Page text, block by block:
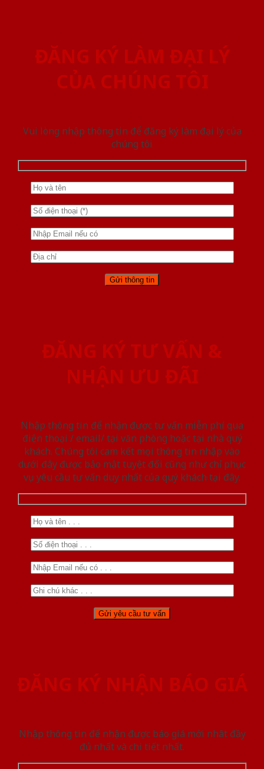
ĐĂNG KÝ LÀM ĐẠI LÝ
CỦA CHÚNG TÔI
Vui lòng nhập thông tin để đăng ký làm đại lý của
chúng tôi
ĐĂNG KÝ TƯ VẤN &
NHẬN ƯU ĐÃI
Nhập thông tin để nhận được tư vấn miễn phí qua
điện thoại / email/ tại văn phòng hoặc tại nhà quý
khách. Chúng tôi cam kết mọi thông tin nhập vào
dưới đây được bảo mật tuyệt đối cũng như chỉ phục
vụ yêu cầu tư vấn duy nhất của quý khách tại đây.
ĐĂNG KÝ NHẬN BÁO GIÁ
Nhập thông tin để nhận được báo giá mới nhât đầy
đủ nhất và chi tiết nhất.